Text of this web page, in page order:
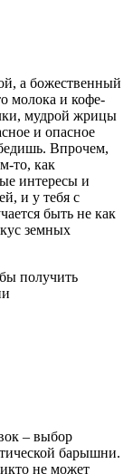
а божественный
молока и кофе-
мудрой жрицы
и опасное
Впрочем,
то, как
интересы и
и у тебя с
быть не как
земных
получить
– выбор
барышни.
не может